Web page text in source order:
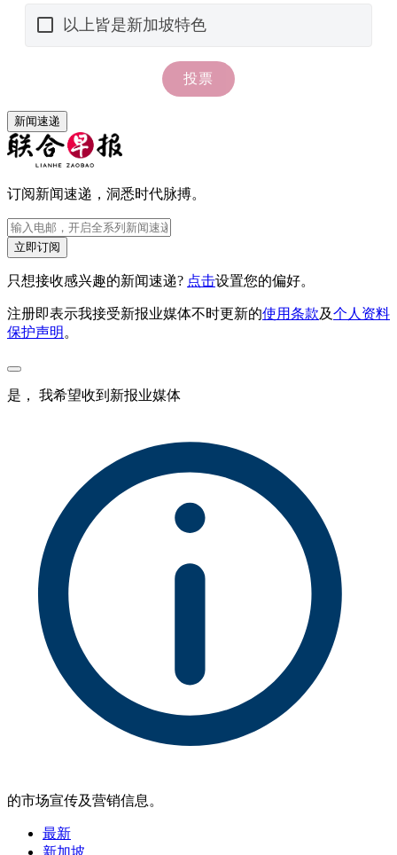
新闻速递
订阅新闻速递，洞悉时代脉搏。
立即订阅
只想接收感兴趣的新闻速递? 点击设置您的偏好。
注册即表示我接受新报业媒体不时更新的使用条款及个人资料
保护声明 。
是， 我希望收到新报业媒体
的市场宣传及营销信息。
最新
新加坡